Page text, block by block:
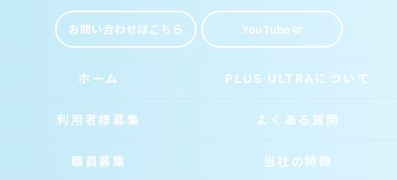
お問い合わせはこちら YouTube
ホーム PLUS ULTRAについて
利用者様募集 よくある質問
職員募集 当社の特徴